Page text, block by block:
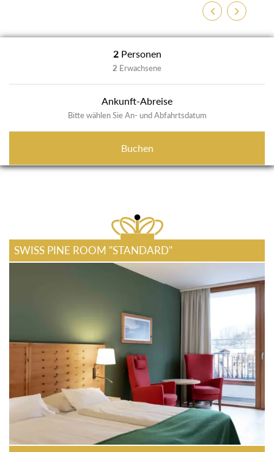
ZurückWeiter
2 Personen
2 Erwachsene
Ankunft-Abreise
Bitte wählen Sie An- und Abfahrtsdatum
Buchen
SWISS PINE ROOM "STANDARD"